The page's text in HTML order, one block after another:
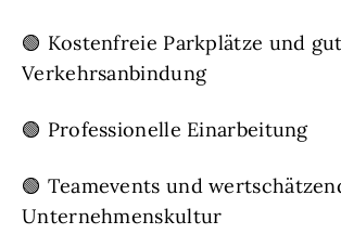
🟢 Kostenfreie Parkplätze und
Verkehrsanbindung
🟢 Professionelle Einarbeitung
🟢 Teamevents und
Unternehmenskultur